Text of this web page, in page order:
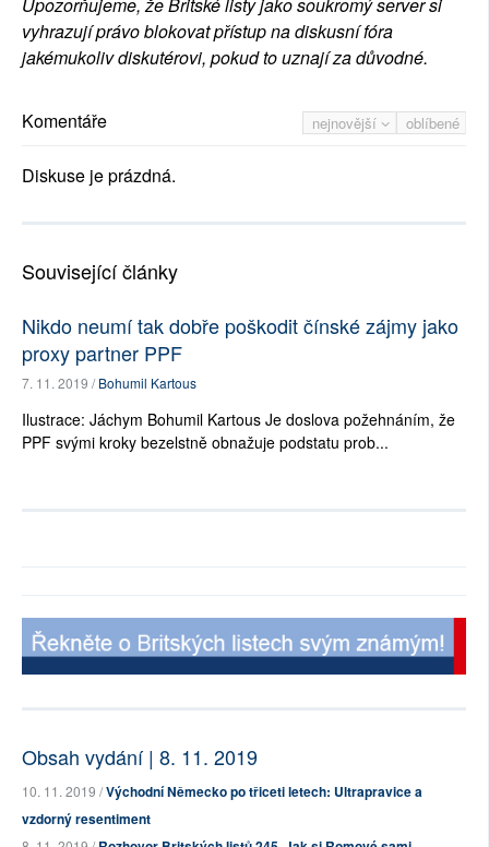
Upozorňujeme, že Britské listy jako soukromý server si
vyhrazují právo blokovat přístup na diskusní fóra
jakémukoliv diskutérovi, pokud to uznají za důvodné.
nejnovější oblíbené
Komentáře
Diskuse je prázdná.
Související články
Nikdo neumí tak dobře poškodit čínské zájmy jako
proxy partner PPF
7. 11. 2019 /Bohumil Kartous
Ilustrace: Jáchym Bohumil Kartous Je doslova požehnáním, že
PPF svými kroky bezelstně obnažuje podstatu prob...
Obsah vydání | 8. 11. 2019
10. 11. 2019 /Východní Německo po třiceti letech: Ultrapravice a
vzdorný resentiment